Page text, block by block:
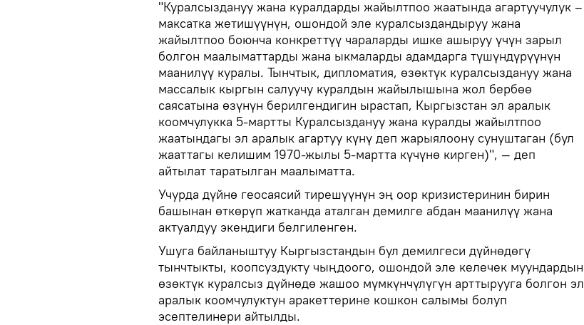
"Куралсыздануу жана куралдарды жайылтпоо жаатында агартуучулук –
максатка жетишүүнүн, ошондой эле куралсыздандыруу жана
жайылтпоо боюнча конкреттүү чараларды ишке ашыруу үчүн зарыл
болгон маалыматтарды жана ыкмаларды адамдарга түшүндүрүүнүн
маанилүү куралы. Тынчтык, дипломатия, өзөктүк куралсыздануу жана
массалык кыргын салуучу куралдын жайылышына жол бербөө
саясатына өзүнүн берилгендигин ырастап, Кыргызстан эл аралык
коомчулукка 5-мартты Куралсыздануу жана куралды жайылтпоо
жаатындагы эл аралык агартуу күнү деп жарыялоону сунуштаган (бул
жааттагы келишим 1970-жылы 5-мартта күчүнө кирген)", — деп
айтылат таратылган маалыматта.
Учурда дүйнө геосаясий тирешүүнүн эң оор кризистеринин бирин
башынан өткөрүп жатканда аталган демилге абдан маанилүү жана
актуалдуу экендиги белгиленген.
Ушуга байланыштуу Кыргызстандын бул демилгеси дүйнөдөгү
тынчтыкты, коопсуздукту чыңдоого, ошондой эле келечек муундардын
өзөктүк куралсыз дүйнөдө жашоо мүмкүнчүлүгүн арттырууга болгон эл
аралык коомчулуктун аракеттерине кошкон салымы болуп
эсептелинери айтылды.